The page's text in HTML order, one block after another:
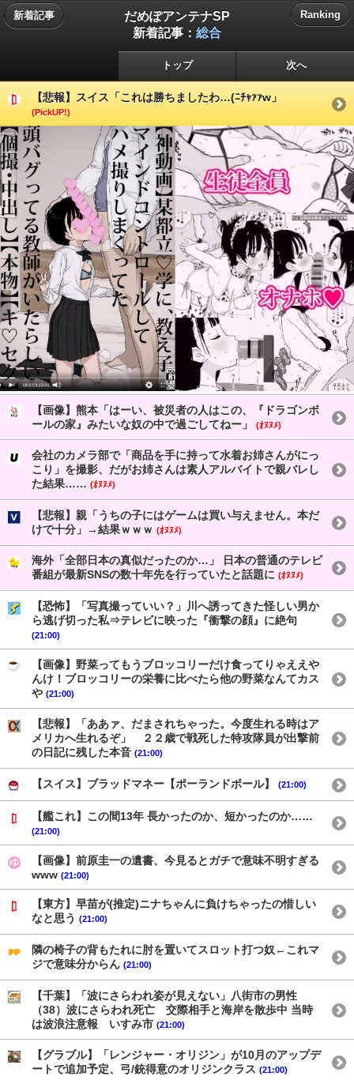
新着記事
だめぽアンテナSP
新着記事： 総合
Ranking
トップ 次へ
【悲報】スイス「これは勝ちましたわ…(ﾆﾁｬｧｧw」
(PickUP!)
【画像】熊本「はーい、被災者の人はこの、『ドラゴンボ
ールの家』みたいな奴の中で過ごしてねー」
(ｵﾇﾇﾒ)
会社のカメラ部で「商品を手に持って水着お姉さんがにっ
こり」を撮影、だがお姉さんは素人アルバイトで親バレし
た結果…… (ｵﾇﾇﾒ)
【悲報】親「うちの子にはゲームは買い与えません。本だ
けで十分」→結果ｗｗｗ (ｵﾇﾇﾒ)
海外「全部日本の真似だったのか…」 日本の普通のテレビ
番組が最新SNSの数十年先を行っていたと話題に (ｵﾇﾇﾒ)
【恐怖】「写真撮っていい？」川へ誘ってきた怪しい男か
ら逃げ切った私⇒テレビに映った『衝撃の顔』に絶句
(21:00)
【画像】野菜ってもうブロッコリーだけ食ってりゃええや
んけ！ブロッコリーの栄養に比べたら他の野菜なんてカス
や (21:00)
【悲報】「ああァ、だまされちゃった。今度生れる時はア
メリカへ生れるぞ」 ２２歳で戦死した特攻隊員が出撃前
の日記に残した本音 (21:00)
【スイス】ブラッドマネー【ポーランドボール】 (21:00)
【艦これ】この間13年 長かったのか、短かったのか……
(21:00)
【画像】前原圭一の遺書、今見るとガチで意味不明すぎる
www (21:00)
【東方】早苗が(推定)ニナちゃんに負けちゃったの惜しい
なと思う (21:00)
隣の椅子の背もたれに肘を置いてスロット打つ奴←これマ
ジで意味分からん (21:00)
【千葉】「波にさらわれ姿が見えない」八街市の男性
（38）波にさらわれ死亡 交際相手と海岸を散歩中 当時
は波浪注意報 いすみ市 (21:00)
【グラブル】「レンジャー・オリジン」が10月のアップデ
ートで追加予定、弓/銃得意のオリジンクラス (21:00)